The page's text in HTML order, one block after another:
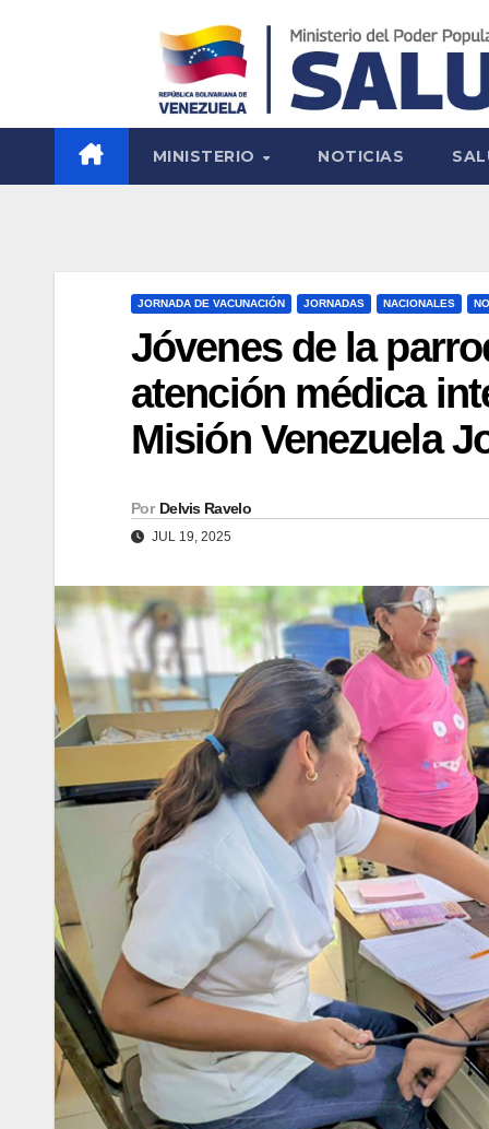
MINISTERIO NOTICIAS
JORNADA DE VACUNACIÓN JORNADAS NACIONALES
Jóvenes de la
atención médica
Misión Venezuela
Por Delvis Ravelo
JUL 19, 2025